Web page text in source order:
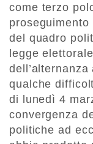
come terzo
proseguimento
del quadro
legge
qualche
di lunedì 4
convergenza
politiche ad